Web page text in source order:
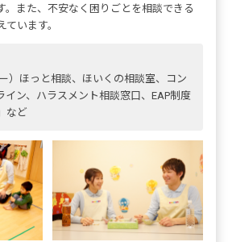
。また、不安なく困りごとを相談できる
います。
）ほっと相談、ほいくの相談室、コン
イン、ハラスメント相談窓口、EAP制度
など